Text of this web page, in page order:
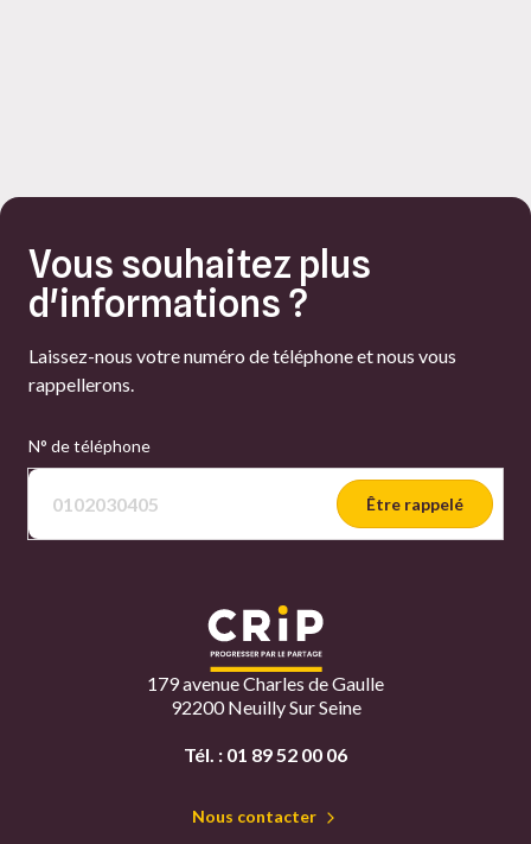
Vous souhaitez plus
d'informations ?
Laissez-nous votre numéro de téléphone et nous vous
rappellerons.
N° de téléphone
Être rappelé
179 avenue Charles de Gaulle
92200 Neuilly Sur Seine
Tél. : 01 89 52 00 06
Nous contacter